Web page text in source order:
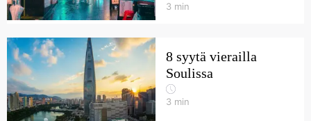
3 min
8 syytä vierailla
Soulissa
3 min